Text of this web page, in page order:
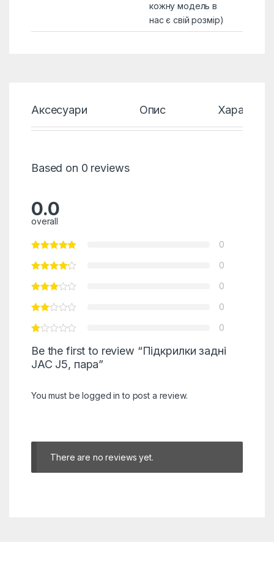
кожну модель в
нас є свій розмір)
Аксесуари Опис
Based on 0 reviews
0.0
overall
0
0
0
0
0
Be the first to review “Підкрилки задні
JAC J5, пара”
You must belogged in to post a review.
There are no reviews yet.